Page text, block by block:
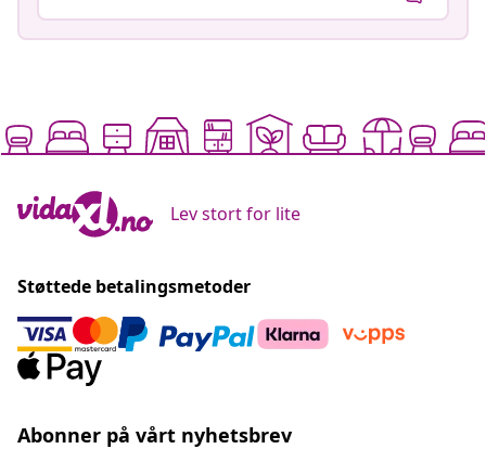
Lev stort for lite
Støttede betalingsmetoder
Abonner på vårt nyhetsbrev